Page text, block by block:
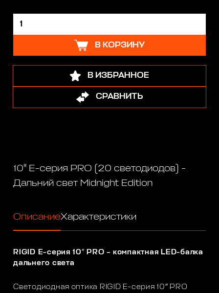
В КОРЗИНУ
В ИЗБРАННОЕ
СРАВНИТЬ
10" Е-серия PRO (20 светодиодов) -
Дальний свет Midnight Edition
ОписаниеХарактеристики
RIGID E-серия 10″ PRO – компактная LED-балка
дальнего света
Светодиодная оптика RIGID E-серия 10″ PRO